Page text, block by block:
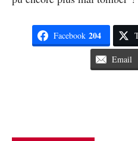
Facebook 204
Email